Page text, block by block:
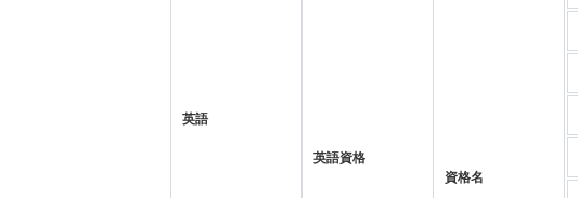
英語
英語資格
資格名